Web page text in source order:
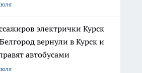
электрички Курск
вернули в Курск и
автобусами